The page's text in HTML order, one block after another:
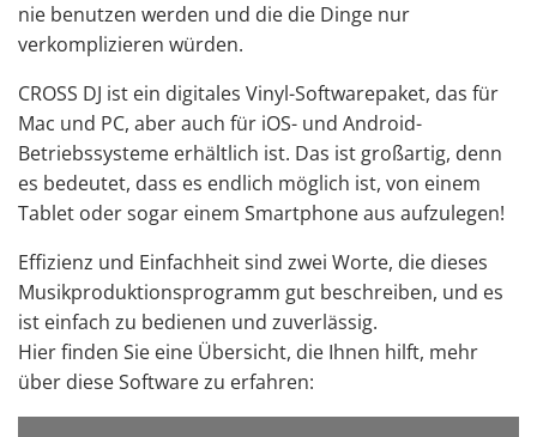
nie benutzen werden und die die Dinge nur
verkomplizieren würden.
CROSS DJ ist ein digitales Vinyl-Softwarepaket, das für
Mac und PC, aber auch für iOS- und Android-
Betriebssysteme erhältlich ist. Das ist großartig, denn
es bedeutet, dass es endlich möglich ist, von einem
Tablet oder sogar einem Smartphone aus aufzulegen!
Effizienz und Einfachheit sind zwei Worte, die dieses
Musikproduktionsprogramm gut beschreiben, und es
ist einfach zu bedienen und zuverlässig.
Hier finden Sie eine Übersicht, die Ihnen hilft, mehr
über diese Software zu erfahren: